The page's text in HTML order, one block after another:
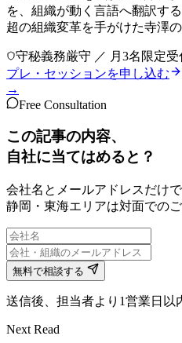
を、組織が動く言語へ翻訳す
超の組織変革を手がけた寺澤
守秘義務厳守 ／ 月3名限定受
プレ・セッションを申し込む
→
Free Consultation
この記事の内容、
自社に当てはめると？
会社名とメールアドレスだけで
静岡・東海エリアは対面での
無料で相談する
送信後、担当者より1営業日以
Next Read